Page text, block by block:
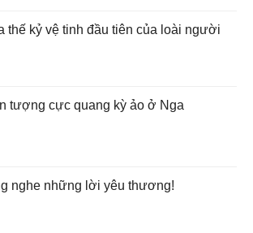
thế kỷ vệ tinh đầu tiên của loài người
tượng cực quang kỳ ảo ở Nga
nghe những lời yêu thương!